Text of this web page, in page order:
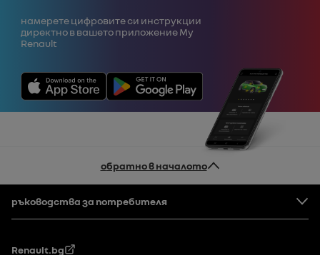
Намерете цифровите си инструкции
директно в вашето приложение My
Renault
обратно в началото
Долен колонтитул
ръководства за потребителя
Renault.bg